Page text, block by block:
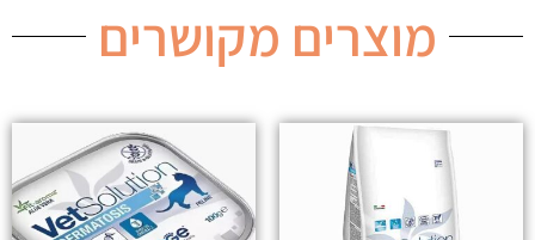
מוצרים מקושרים